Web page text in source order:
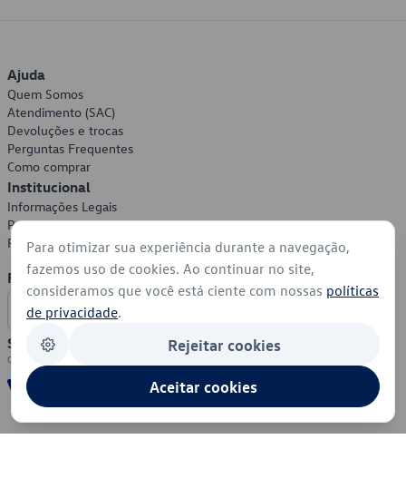
Ajuda
Quem Somos
Atendimento (SAC)
Devoluções e trocas
Perguntas Frequentes
Como comprar
Institucional
Informações Legais
Política de Privacidade
Política de Cookies
Formas de Pagamento
Segurança
Para otimizar sua experiência durante a navegação,
fazemos uso de cookies. Ao continuar no site,
consideramos que você está ciente com nossas políticas
de privacidade.
Rejeitar cookies
Aceitar cookies